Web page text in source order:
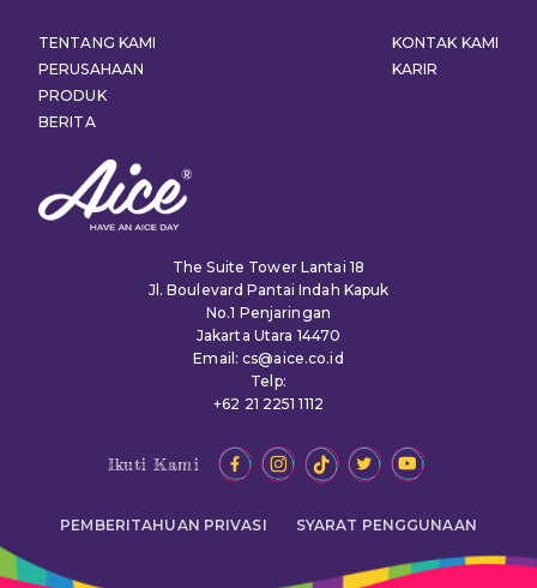
The Suite Tower Lantai 18
Jl. Boulevard Pantai Indah Kapuk
No.1 Penjaringan
Jakarta Utara 14470
Email: cs@aice.co.id
Telp:
+62 21 2251 1112
TENTANG KAMI
PERUSAHAAN
PRODUK
BERITA
KONTAK KAMI
KARIR
Ikuti Kami
PEMBERITAHUAN PRIVASI SYARAT PENGGUNAAN